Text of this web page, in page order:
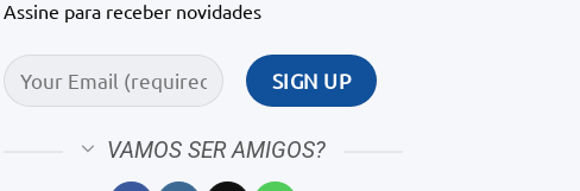
Assine para receber novidades
VAMOS SER AMIGOS?